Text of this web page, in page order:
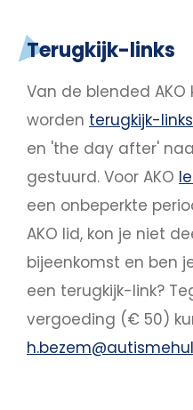
Terugkijk-links
Van de blended
worden terugkijk-links
en 'the day after'
gestuurd. Voor AKO
een onbeperkte
AKO lid, kon je niet
bijeenkomst en ben
een terugkijk-link?
vergoeding (€ 50)